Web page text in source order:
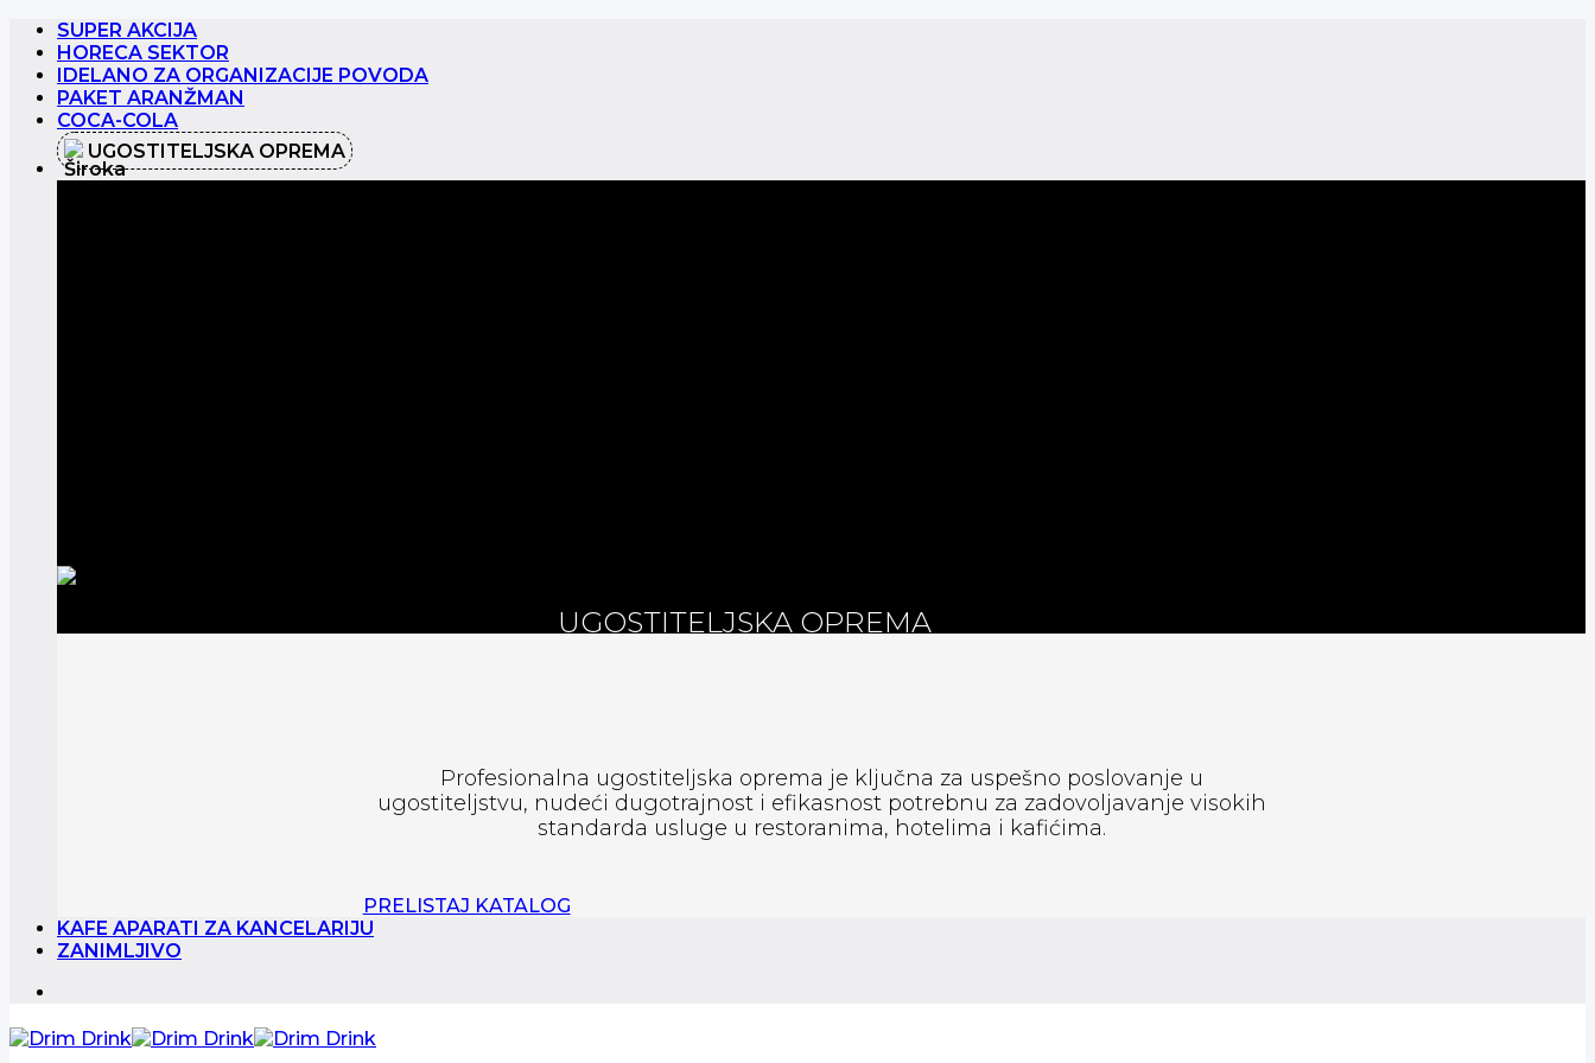
Preskoči
sadržaj
SUPER AKCIJA
HORECA SEKTOR
IDELANO ZA ORGANIZACIJE POVODA
PAKET ARANŽMAN
COCA-COLA
UGOSTITELJSKA OPREMA
UGOSTITELJSKA OPREMA
Profesionalna ugostiteljska oprema je ključna za uspešno poslovanje u
ugostiteljstvu, nudeći dugotrajnost i efikasnost potrebnu za zadovoljavanje visokih
standarda usluge u restoranima, hotelima i kafićima.
PRELISTAJ KATALOG
KAFE APARATI ZA KANCELARIJU
ZANIMLJIVO